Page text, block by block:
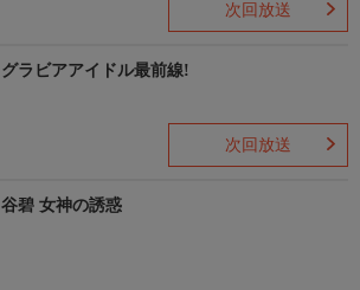
次回放送
グラビアアイドル最前線!
次回放送
谷碧 女神の誘惑